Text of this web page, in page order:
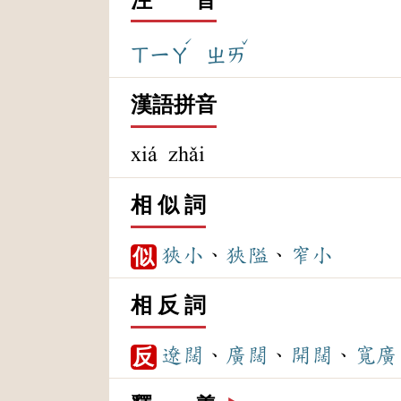
ㄒㄧㄚ
ˊ
ㄓㄞ
ˇ
漢語拼音
xiá zhǎi
相 似 詞
似 狹小 、 狹隘 、 窄小
相 反 詞
反 遼闊 、 廣闊 、 開闊 、 寬廣